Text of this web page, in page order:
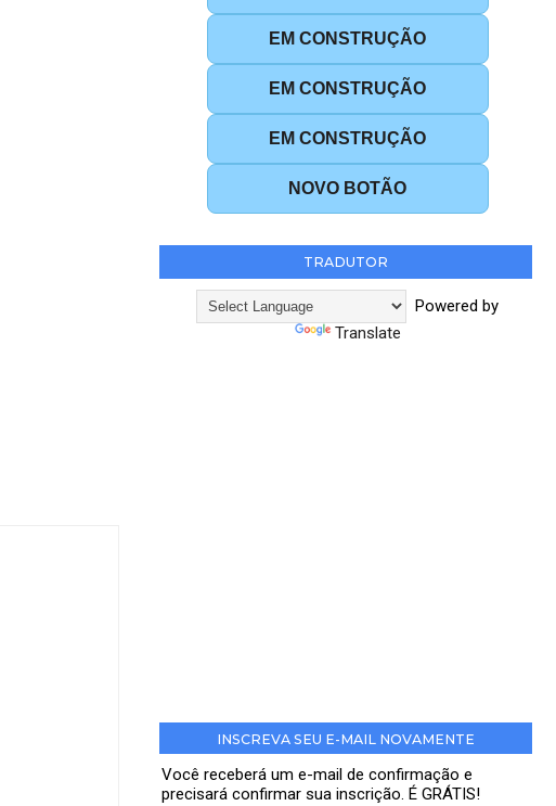
EM CONSTRUÇÃO
EM CONSTRUÇÃO
EM CONSTRUÇÃO
NOVO BOTÃO
TRADUTOR
Powered by
Translate
INSCREVA SEU E-MAIL NOVAMENTE
Você receberá um e-mail de confirmação e
precisará confirmar sua inscrição. É GRÁTIS!